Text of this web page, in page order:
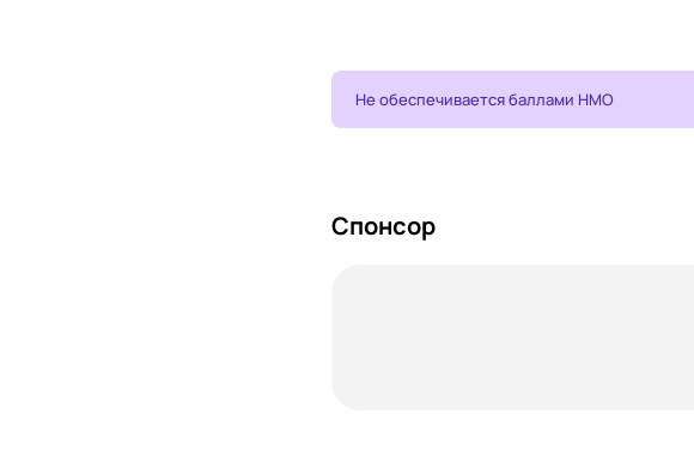
Не обеспечивается баллами НМО
Спонсор